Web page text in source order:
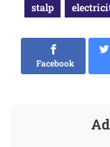
stalp
Facebook